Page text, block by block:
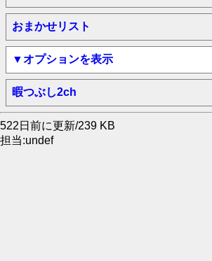
おまかせリスト
▼オプションを表示
暇つぶし2ch
522日前に更新/239 KB
担当:undef